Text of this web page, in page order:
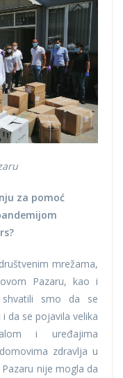
za pomoć
mrežama,
Pazaru, kao i
shvatili smo da se
da se pojavila velika
i uređajima
zdravlja u
nije mogla da